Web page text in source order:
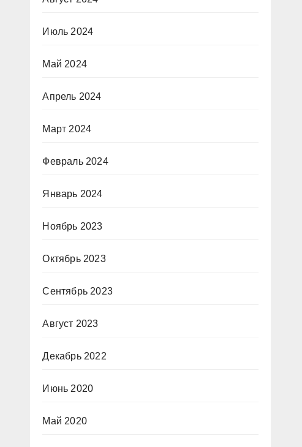
Июль 2024
Май 2024
Апрель 2024
Март 2024
Февраль 2024
Январь 2024
Ноябрь 2023
Октябрь 2023
Сентябрь 2023
Август 2023
Декабрь 2022
Июнь 2020
Май 2020